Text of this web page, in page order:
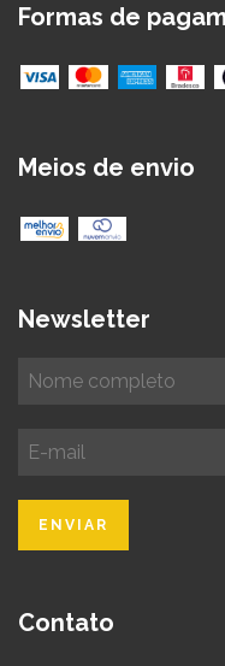
Formas de
Meios de envio
Newsletter
Contato